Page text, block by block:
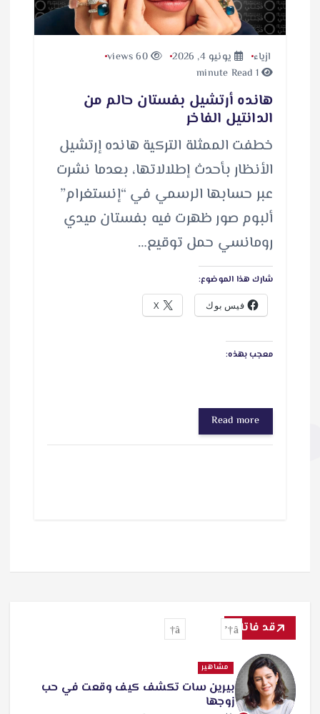
ازياء يونيو 4, 2026
60 views
1 minute Read
هانده أرتشيل بفستان حالم من
الدانتيل الفاخر
خطفت الممثلة التركية هانده إرتشيل
الأنظار بأحدث إطلالاتها، بعدما نشرت
عبر حسابها الرسمي في “إنستغرام”
ألبوم صور ظهرت فيه بفستان ميدي
رومانسي حمل توقيع…
شارك هذا الموضوع:
فيس بوك X
معجب بهذه:
Read more
قد فاتك
تفاعل
أحمد الجنايني يحتفل بعيد ميلاد زوجته
منة شلبي